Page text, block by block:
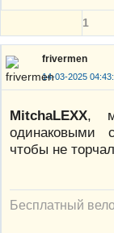
1
frivermen
14-03-2025
MitchaLEXX,
одинаковыми
чтобы не
Бесплатный